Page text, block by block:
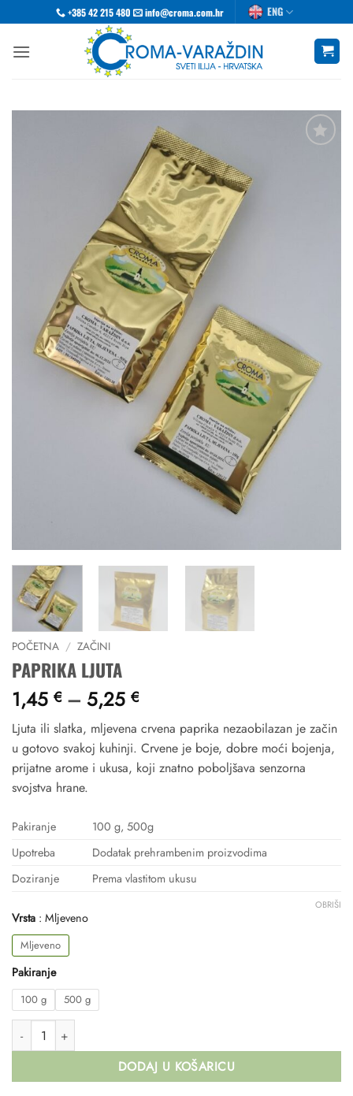
to
content
+385 42 215 480 info@croma.com.hr ENG
POČETNA / ZAČINI
PAPRIKA LJUTA
1,45 € – 5,25 €Raspon
od
1,45 €
do
Ljuta ili slatka, mljevena crvena paprika nezaobilazan je začin
u gotovo svakoj kuhinji. Crvene je boje, dobre moći bojenja,
prijatne arome i ukusa, koji znatno poboljšava senzorna
svojstva hrane.
Pakiranje
100 g, 500g
Upotreba
Dodatak prehrambenim proizvodima
Doziranje
Prema vlastitom ukusu
Vrsta Mljeveno
Mljeveno
Pakiranje
100 g 500 g
OBRIŠI
PAPRIKA LJUTA količina
DODAJ U KOŠARICU